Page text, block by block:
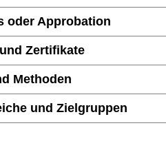
oder Approbation
Zertifikate
Methoden
und Zielgruppen